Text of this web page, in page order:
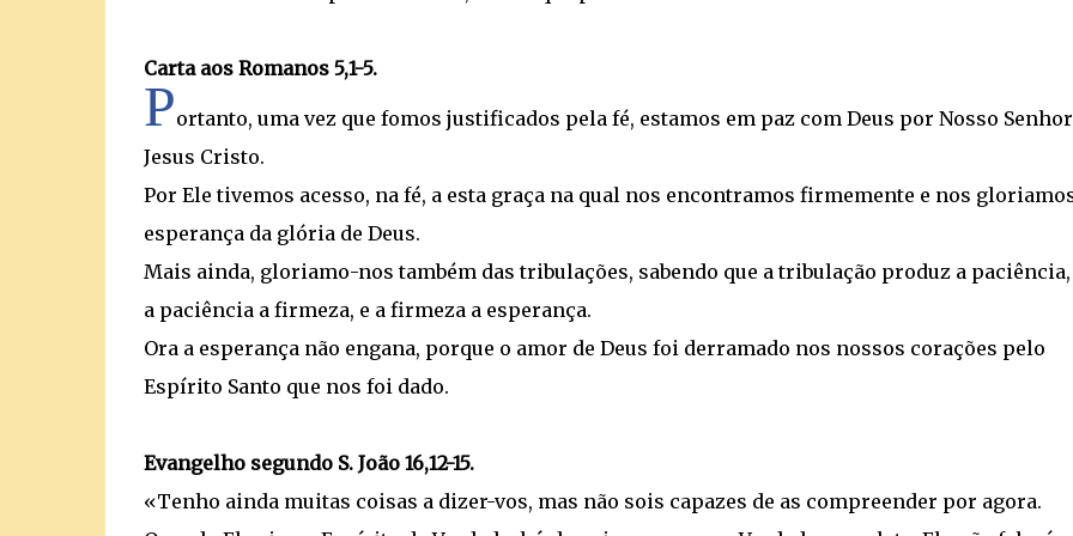
Carta aos Romanos 5,1-5.
Portanto, uma vez que fomos justificados pela fé, estamos em paz com Deus por Nosso Senhor
Jesus Cristo.
Por Ele tivemos acesso, na fé, a esta graça na qual nos encontramos firmemente e nos
esperança da glória de Deus.
Mais ainda, gloriamo-nos também das tribulações, sabendo que a tribulação produz a paciência,
a paciência a firmeza, e a firmeza a esperança.
Ora a esperança não engana, porque o amor de Deus foi derramado nos nossos corações pelo
Espírito Santo que nos foi dado.
Evangelho segundo S. João 16,12-15.
«Tenho ainda muitas coisas a dizer-vos, mas não sois capazes de as compreender por agora.